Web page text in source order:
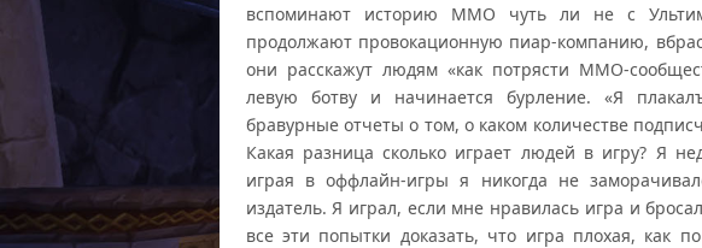
вспоминают историю ММО чуть ли не с
продолжают провокационную пиар-компанию,
они расскажут людям «как потрясти ММО-
левую ботву и начинается бурление. «Я
бравурные отчеты о том, о каком количестве
Какая разница сколько играет людей в игру? Я
играя в оффлайн-игры я никогда не
издатель. Я играл, если мне нравилась игра и
все эти попытки доказать, что игра плохая, как